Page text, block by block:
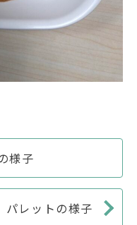
様子
レットの様子